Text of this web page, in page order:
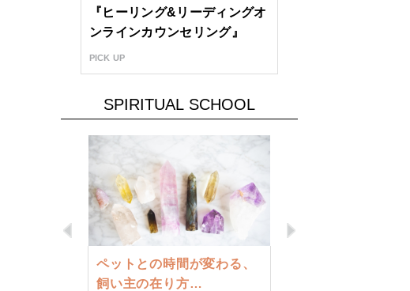
『ヒーリング&リーディングオ
ンラインカウンセリング』
PICK UP
SPIRITUAL SCHOOL
Previous
ペットとの時間が変わる、
飼い主の在り方…